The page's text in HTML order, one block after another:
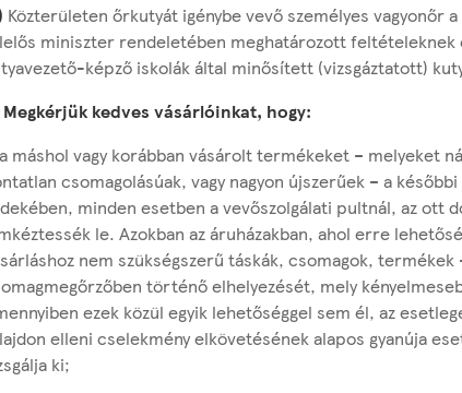
Közterületen őrkutyát igénybe vevő személyes vagyonőr
miniszter rendeletében meghatározott feltételeknek
képző iskolák által minősített (vizsgáztatott)
kedves vásárlóinkat, hogy:
máshol vagy korábban vásárolt termékeket – melyeket
csomagolásúak, vagy nagyon újszerűek – a
minden esetben a vevőszolgálati pultnál, az ott
le. Azokban az áruházakban, ahol erre
nem szükségszerű táskák, csomagok,
történő elhelyezését, mely
ezek közül egyik lehetőséggel sem él, az
elleni cselekmény elkövetésének alapos gyanúja
ki;